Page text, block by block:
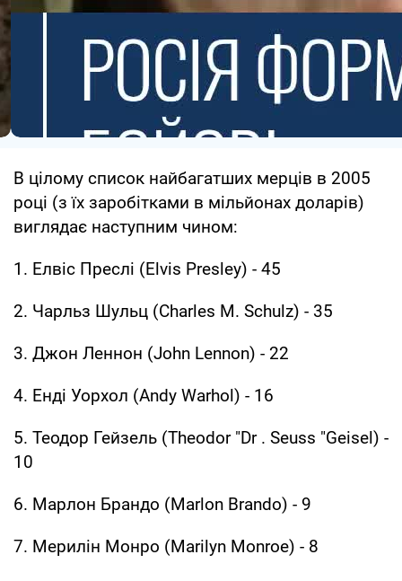
В цілому список найбагатших мерців в 2005
році (з їх заробітками в мільйонах доларів)
виглядає наступним чином:
1. Елвіс Преслі (Elvis Presley) - 45
2. Чарльз Шульц (Charles M. Schulz) - 35
3. Джон Леннон (John Lennon) - 22
4. Енді Уорхол (Andy Warhol) - 16
5. Теодор Гейзель (Theodor "Dr . Seuss "Geisel) -
10
6. Марлон Брандо (Marlon Brando) - 9
7. Мерилін Монро (Marilyn Monroe) - 8